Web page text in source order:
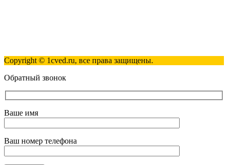
Copyright © 1cved.ru, все права защищены.
Обратный звонок
Ваше имя
Ваш номер телефона